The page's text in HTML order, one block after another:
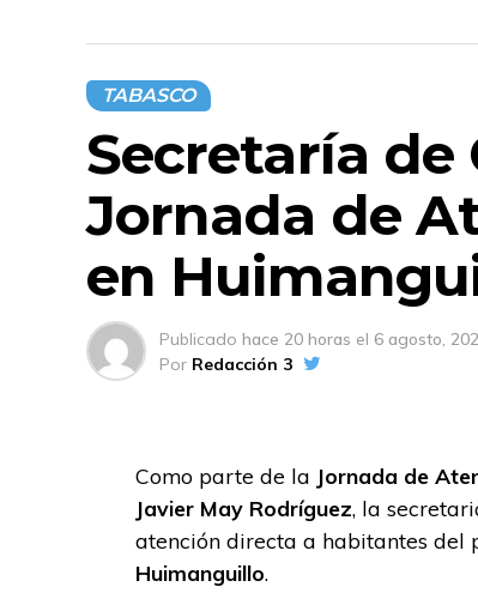
TABASCO
Secretaría
Jornada de
en
Publicado hace 20 horas el 6 agosto,
Por Redacción 3
Como parte de la Jornada de
Javier May Rodríguez, la
atención directa a habitantes del
Huimanguillo.